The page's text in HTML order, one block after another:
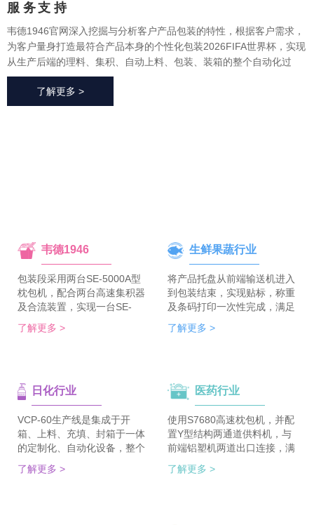
服 务支 持
韦德1946官网深入挖掘与分析客户产品包装的特性，根据客户需求，
为客户量身打造最符合产品本身的个性化包装2026FIFA世界杯，实现
从生产后端的理料、集积、自动上料、包装、装箱的整个自动化过
程，有效地减少了极大限度的降低了人工成本、提高了生产效率、降
低了耗材损耗、帮助客户实现价值最大化。
了解更多 >
韦德1946
包装段采用两台SE-5000A型
枕包机，配合两台高速集积器
及合流装置，实现一台SE-
5700A-BX枕包机完成整线的
集合包包装，分道装置完成生
器、一侧配集合包集积器，实
现在一台机器上完成两种形式
的自动装箱。 占地空间减
半，一条生产线实现两种形式
的包装及装箱，人员数量减半
大降低。
了解更多 >
生鲜果蔬行业
将产品托盘从前端输送机进入
到包装结束，实现贴标，称重
及条码打印一次性完成，满足
客户包装效率120个/min的包
装需求。 多种物品包装的兼
了解更多 >
日化行业
VCP-60生产线是集成于开
箱、上料、充填、封箱于一体
的定制化、自动化设备，整个
生产线采用独立伺服匹配节拍
协调运行，实现灵活更稳定。
了解更多 >
医药行业
使用S7680高速枕包机，并配
置Y型结构两通道供料机，与
前端铝塑机两道出口连接，满
足了枕包机的稳定供料，又缩
短了设备总长。枕包机单道输
了解更多 >